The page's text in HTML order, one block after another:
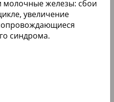
молочные железы: сбои
увеличение
синдрома.